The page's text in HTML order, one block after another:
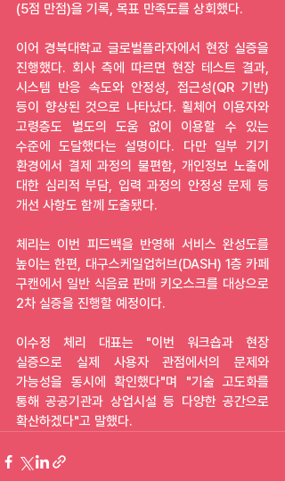
(5점 만점)을 기록, 목표 만족도를 상회했다.
이어 경북대학교 글로벌플라자에서 현장 실증을
진행했다. 회사 측에 따르면 현장 테스트 결과,
시스템 반응 속도와 안정성, 접근성(QR 기반)
등이 향상된 것으로 나타났다. 휠체어 이용자와
고령층도 별도의 도움 없이 이용할 수 있는
수준에 도달했다는 설명이다. 다만 일부 기기
환경에서 결제 과정의 불편함, 개인정보 노출에
대한 심리적 부담, 입력 과정의 안정성 문제 등
개선 사항도 함께 도출됐다.
체리는 이번 피드백을 반영해 서비스 완성도를
높이는 한편, 대구스케일업허브(DASH) 1층 카페
구캔에서 일반 식음료 판매 키오스크를 대상으로
2차 실증을 진행할 예정이다.
이수정 체리 대표는 "이번 워크숍과 현장
실증으로 실제 사용자 관점에서의 문제와
가능성을 동시에 확인했다"며 "기술 고도화를
통해 공공기관과 상업시설 등 다양한 공간으로
확산하겠다"고 말했다.